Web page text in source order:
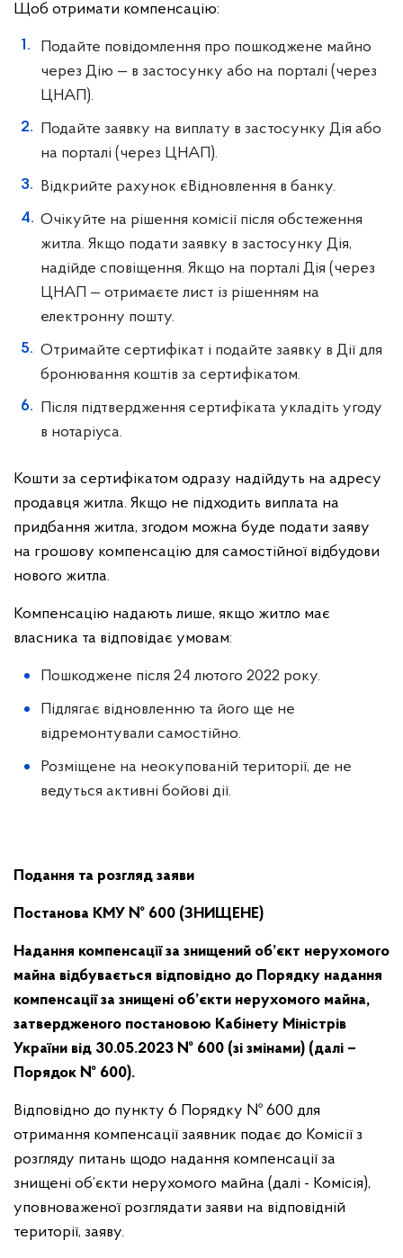
Щоб отримати компенсацію:
Подайте повідомлення про пошкоджене майно
через Дію — в застосунку або на порталі (через
ЦНАП).
Подайте заявку на виплату в застосунку Дія або
на порталі (через ЦНАП).
Відкрийте рахунок єВідновлення в банку.
Очікуйте на рішення комісії після обстеження
житла. Якщо подати заявку в застосунку Дія,
надійде сповіщення. Якщо на порталі Дія (через
ЦНАП — отримаєте лист із рішенням на
електронну пошту.
Отримайте сертифікат і подайте заявку в Дії для
бронювання коштів за сертифікатом.
Після підтвердження сертифіката укладіть угоду
в нотаріуса.
Кошти за сертифікатом одразу надійдуть на адресу
продавця житла. Якщо не підходить виплата на
придбання житла, згодом можна буде подати заяву
на грошову компенсацію для самостійної відбудови
нового житла.
Компенсацію надають лише, якщо житло має
власника та відповідає умовам:
Пошкоджене після 24 лютого 2022 року.
Підлягає відновленню та його ще не
відремонтували самостійно.
Розміщене на неокупованій території, де не
ведуться активні бойові дії.
Подання та розгляд заяви
Постанова КМУ № 600 (ЗНИЩЕНЕ)
Надання компенсації за знищений об’єкт нерухомого
майна відбувається відповідно до Порядку надання
компенсації за знищені об’єкти нерухомого майна,
затвердженого постановою Кабінету Міністрів
України від 30.05.2023 № 600 (зі змінами) (далі –
Порядок № 600).
Відповідно до пункту 6 Порядку № 600 для
отримання компенсації заявник подає до Комісії з
розгляду питань щодо надання компенсації за
знищені об’єкти нерухомого майна (далі - Комісія),
уповноваженої розглядати заяви на відповідній
території, заяву.